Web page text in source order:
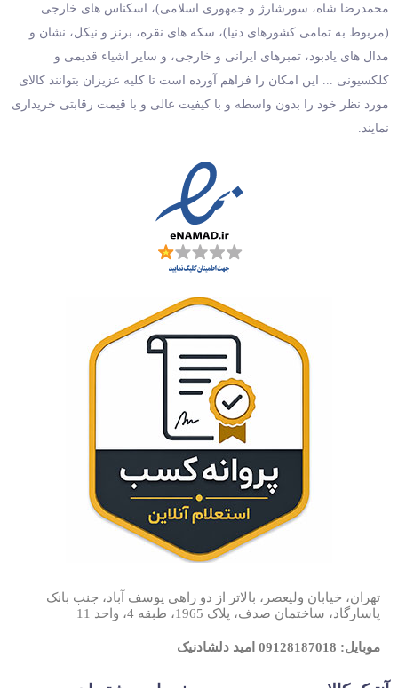
محمدرضا شاه، سورشارژ و جمهوری اسلامی)، اسکناس های خارجی
(مربوط به تمامی کشورهای دنیا)، سکه های نقره، برنز و نیکل، نشان و
مدال های یادبود، تمبرهای ایرانی و خارجی، و سایر اشیاء قدیمی و
کلکسیونی ... این امکان را فراهم آورده است تا کلیه عزیزان بتوانند کالای
مورد نظر خود را بدون واسطه و با کیفیت عالی و با قیمت رقابتی خریداری
نمایند.
تهران، خیابان ولیعصر، بالاتر از دو راهی یوسف آباد، جنب بانک
پاسارگاد، ساختمان صدف، پلاک 1965، طبقه 4، واحد 11
موبایل: 09128187018 امید دلشادنیک